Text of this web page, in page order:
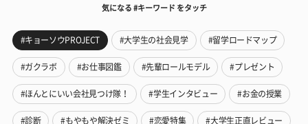
気になる #キーワード をタッチ
#キョーソウPROJECT #大学生の社会見学 #留学ロードマップ
#ガクラボ #お仕事図鑑 #先輩ロールモデル #プレゼント
#ほんとにいい会社見つけ隊！ #学生インタビュー #お金の授業
#診断 #もやもや解決ゼミ #恋愛特集 #大学生正直レビュー